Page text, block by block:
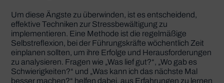
Um diese Ängste zu überwinden, ist es entscheidend,
effektive Techniken zur Stressbewältigung zu
implementieren. Eine Methode ist die regelmäßige
Selbstreflexion, bei der Führungskräfte wöchentlich Zeit
einplanen sollten, um ihre Erfolge und Herausforderungen
zu analysieren. Fragen wie „Was lief gut?“, „Wo gab es
Schwierigkeiten?“ und „Was kann ich das nächste Mal
besser machen?“ helfen dabei, aus Erfahrungen zu lernen